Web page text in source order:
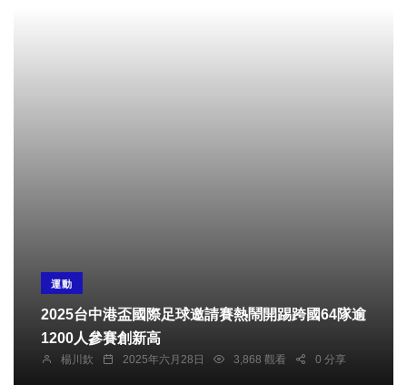
運動
2025台中港盃國際足球邀請賽熱鬧開踢跨國64隊逾
1200人參賽創新高
楊川欽 2025年六月28日 3,868 觀看 0 分享